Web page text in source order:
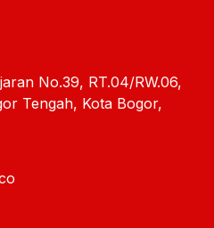
No.39, RT.04/RW.06,
Tengah, Kota Bogor,